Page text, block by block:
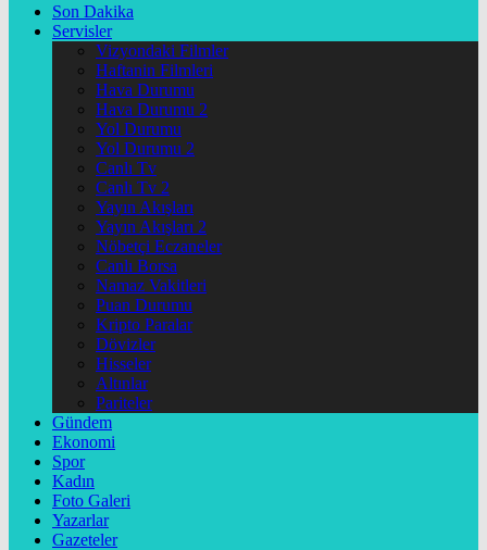
Son Dakika
Servisler
Vizyondaki Filmler
Haftanin Filmleri
Hava Durumu
Hava Durumu 2
Yol Durumu
Yol Durumu 2
Canlı Tv
Canlı Tv 2
Yayın Akışları
Yayın Akışları 2
Nöbetçi Eczaneler
Canlı Borsa
Namaz Vakitleri
Puan Durumu
Kripto Paralar
Dövizler
Hisseler
Altınlar
Pariteler
Gündem
Ekonomi
Spor
Kadın
Foto Galeri
Yazarlar
Gazeteler